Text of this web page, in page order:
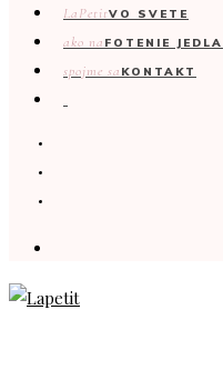
LaPetitVO SVETE
ako na FOTENIE JEDLA
spojme sa KONTAKT